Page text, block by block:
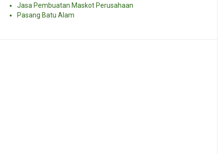
Jasa Pembuatan Maskot Perusahaan
Pasang Batu Alam